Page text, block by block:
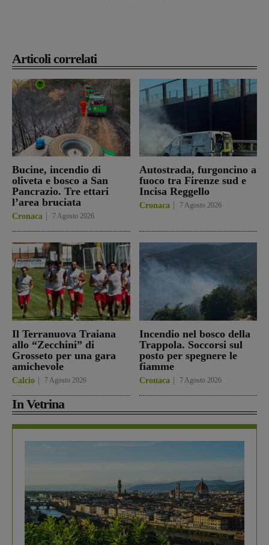
Articoli correlati
Bucine, incendio di
oliveta e bosco a San
Pancrazio. Tre ettari
l’area bruciata
Cronaca 7 Agosto 2026
Autostrada, furgoncino a
fuoco tra Firenze sud e
Incisa Reggello
Cronaca 7 Agosto 2026
Il Terranuova Traiana
allo “Zecchini” di
Grosseto per una gara
amichevole
Calcio 7 Agosto 2026
Incendio nel bosco della
Trappola. Soccorsi sul
posto per spegnere le
fiamme
Cronaca 7 Agosto 2026
In Vetrina